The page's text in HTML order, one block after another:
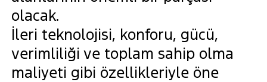
olacak.
İleri teknolojisi, konforu, gücü,
verimliliği ve toplam sahip olma
maliyeti gibi özellikleriyle öne